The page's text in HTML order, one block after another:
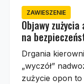
ZAWIESZENIE
Objawy
na
Drgania
„wyczół”
zużycie opon